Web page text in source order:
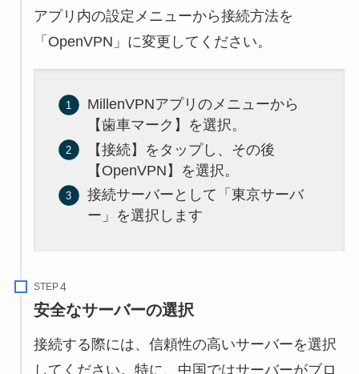
アプリ内の設定メニューから接続方法を
「OpenVPN」に変更してください。
MillenVPNアプリのメニューから
【歯車マーク】を選択。
【接続】をタップし、その後
【OpenVPN】を選択。
接続サーバーとして「東京サーバ
ー」を選択します
STEP
安全なサーバーの選択
接続する際には、信頼性の高いサーバーを選択
してください。特に、中国ではサーバーがブロ